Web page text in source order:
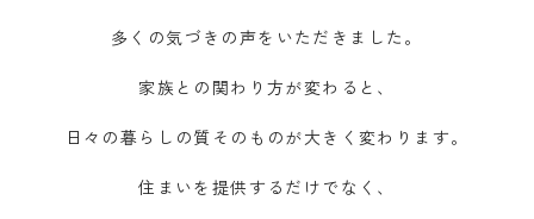
多くの気づきの声をいただきました。
家族との関わり方が変わると、
日々の暮らしの質そのものが大きく変わります。
住まいを提供するだけでなく、